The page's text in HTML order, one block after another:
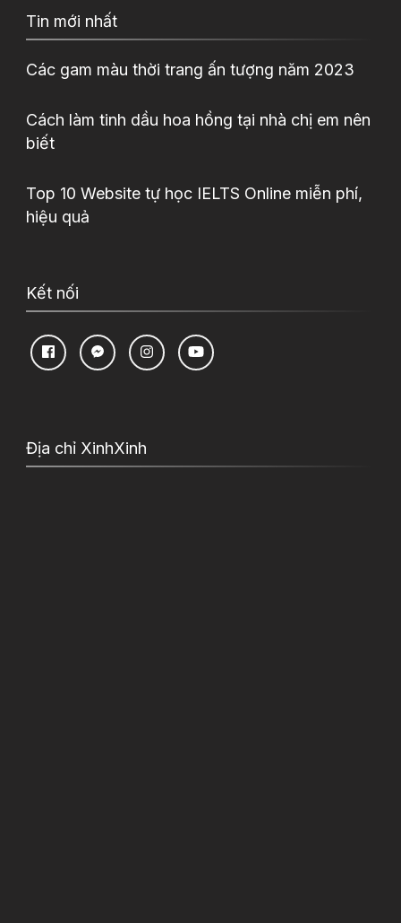
Tin mới nhất
Các gam màu thời trang ấn tượng năm 2023
Cách làm tinh dầu hoa hồng tại nhà chị em nên
biết
Top 10 Website tự học IELTS Online miễn phí,
hiệu quả
Kết nối
Địa chỉ XinhXinh